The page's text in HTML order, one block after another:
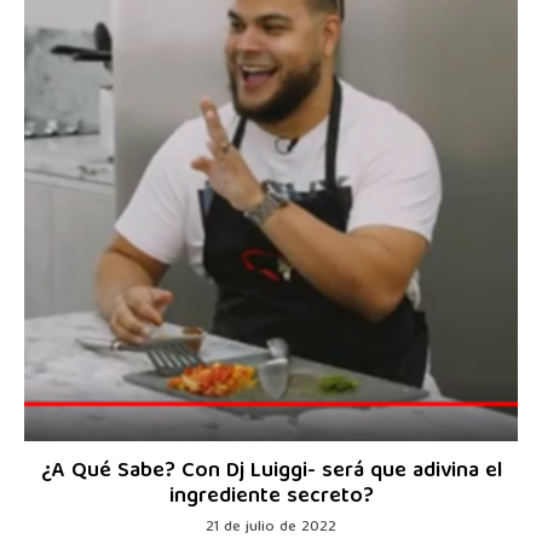
¿A Qué Sabe? Con Dj Luiggi- será que adivina el
ingrediente secreto?
21 de julio de 2022